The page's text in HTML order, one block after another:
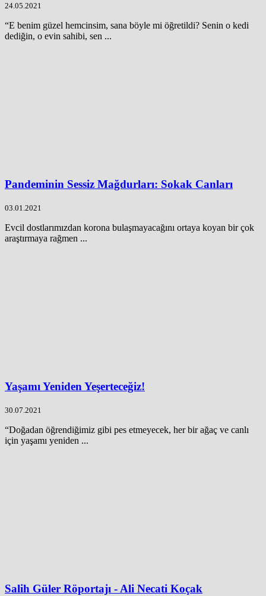
24.05.2021
“E benim güzel hemcinsim, sana böyle mi öğretildi? Senin o kedi
dediğin, o evin sahibi, sen ...
Pandeminin Sessiz Mağdurları: Sokak Canları
03.01.2021
Evcil dostlarımızdan korona bulaşmayacağını ortaya koyan bir çok
araştırmaya rağmen ...
Yaşamı Yeniden Yeşerteceğiz!
30.07.2021
“Doğadan öğrendiğimiz gibi pes etmeyecek, her bir ağaç ve canlı
için yaşamı yeniden ...
Salih Güler Röportajı - Ali Necati Koçak